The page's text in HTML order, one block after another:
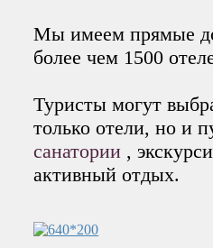
Мы имеем прямые
более чем 1500
Туристы могут
только отели, но и
санатории ,
активный отдых.